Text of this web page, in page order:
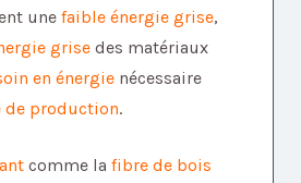
une faible énergie grise,
grise des matériaux
en énergie nécessaire
de production.
comme la fibre de bois